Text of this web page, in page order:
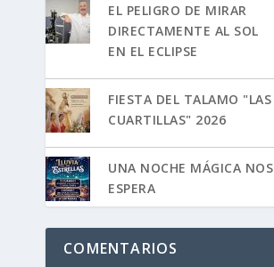
EL PELIGRO DE MIRAR
DIRECTAMENTE AL SOL
EN EL ECLIPSE
FIESTA DEL TALAMO "LAS
CUARTILLAS" 2026
UNA NOCHE MÁGICA NOS
ESPERA
COMENTARIOS